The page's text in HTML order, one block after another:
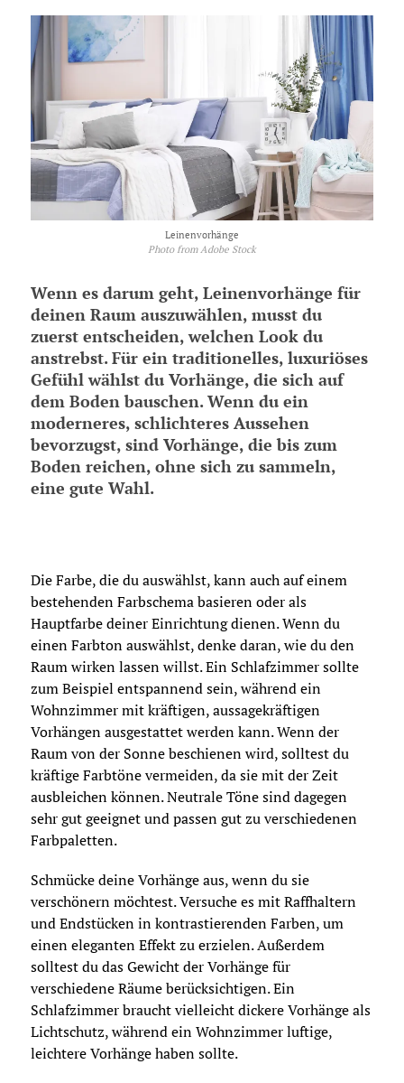
Leinenvorhänge
Photo from Adobe Stock
Wenn es darum geht, Leinenvorhänge für
deinen Raum auszuwählen, musst du
zuerst entscheiden, welchen Look du
anstrebst. Für ein traditionelles, luxuriöses
Gefühl wählst du Vorhänge, die sich auf
dem Boden bauschen. Wenn du ein
moderneres, schlichteres Aussehen
bevorzugst, sind Vorhänge, die bis zum
Boden reichen, ohne sich zu sammeln,
eine gute Wahl.
Die Farbe, die du auswählst, kann auch auf einem
bestehenden Farbschema basieren oder als
Hauptfarbe deiner Einrichtung dienen. Wenn du
einen Farbton auswählst, denke daran, wie du den
Raum wirken lassen willst. Ein Schlafzimmer sollte
zum Beispiel entspannend sein, während ein
Wohnzimmer mit kräftigen, aussagekräftigen
Vorhängen ausgestattet werden kann. Wenn der
Raum von der Sonne beschienen wird, solltest du
kräftige Farbtöne vermeiden, da sie mit der Zeit
ausbleichen können. Neutrale Töne sind dagegen
sehr gut geeignet und passen gut zu verschiedenen
Farbpaletten.
Schmücke deine Vorhänge aus, wenn du sie
verschönern möchtest. Versuche es mit Raffhaltern
und Endstücken in kontrastierenden Farben, um
einen eleganten Effekt zu erzielen. Außerdem
solltest du das Gewicht der Vorhänge für
verschiedene Räume berücksichtigen. Ein
Schlafzimmer braucht vielleicht dickere Vorhänge als
Lichtschutz, während ein Wohnzimmer luftige,
leichtere Vorhänge haben sollte.